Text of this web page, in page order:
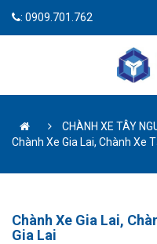
: 0909.701.762
CHÀNH XE TÂY
Chành Xe Gia Lai, Chành Xe
Chành Xe Gia Lai,
Gia Lai